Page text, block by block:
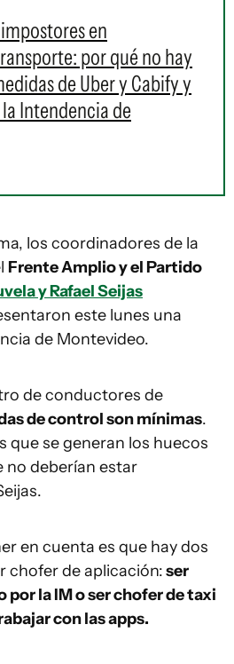
en
por qué no hay
de Uber y Cabify y
Intendencia de
los coordinadores de la
Frente Amplio y el Partido
y Rafael Seijas
este lunes una
de Montevideo.
de conductores de
de control son mínimas.
que se generan los huecos
no deberían estar
en cuenta es que hay dos
chofer de aplicación:ser
la IM o ser chofer de taxi
con las apps.